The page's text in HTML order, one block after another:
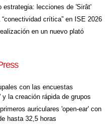
estrategia: lecciones de 'Sirât'
crítica” en ISE 2026
en un nuevo plató
con las encuestas
la creación rápida de grupos
auriculares 'open-ear' con
hasta 32,5 horas